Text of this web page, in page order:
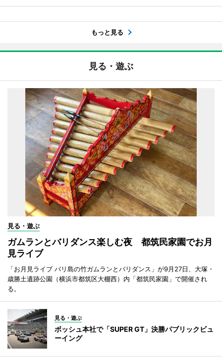
もっと見る
見る・遊ぶ
見る・遊ぶ
ガムランとバリダンス楽しむ夜 都筑民家園でお月
見ライブ
「お月見ライブ バリ島の竹ガムランとバリダンス」が9月27日、大塚・
歳勝土遺跡公園（横浜市都筑区大棚西）内「都筑民家園」で開催され
る。
見る・遊ぶ
ボッシュ本社で「SUPER GT」決勝パブリックビュ
ーイング